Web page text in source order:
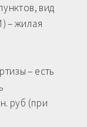
вид
– жилая
– есть
руб (при